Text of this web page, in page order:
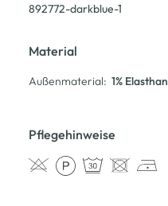
892772-darkblue-1
Material
Außenmaterial: 1% Elasthan
Pflegehinweise